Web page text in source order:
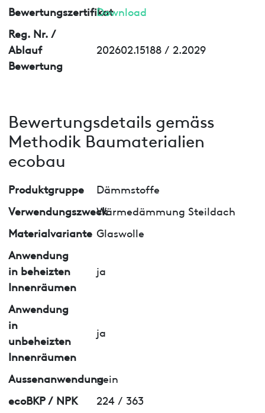
BewertungszertifikatDownload
Reg. Nr. /
Ablauf
Bewertung
202602.15188 / 2.2029
Bewertungsdetails gemäss
Methodik Baumaterialien
ecobau
Produktgruppe
Dämmstoffe
VerwendungszweckWärmedämmung Steildach
Materialvariante Glaswolle
Anwendung
in beheizten
Innenräumen
ja
Anwendung
in
unbeheizten
Innenräumen
ja
Aussenanwendungnein
ecoBKP / NPK
224 / 363